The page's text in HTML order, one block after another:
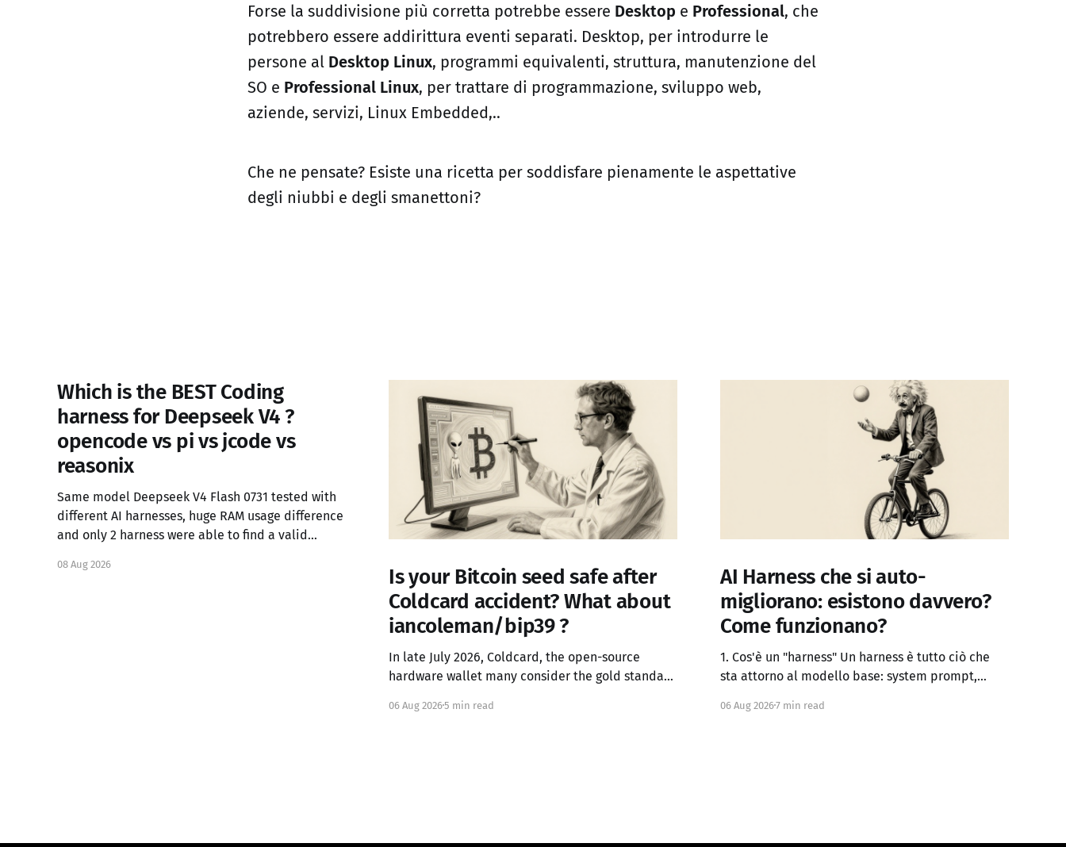
Forse la suddivisione più corretta potrebbe essere Desktop e Professional, che
potrebbero essere addirittura eventi separati. Desktop, per introdurre le
persone al Desktop Linux, programmi equivalenti, struttura, manutenzione del
SO e Professional Linux, per trattare di programmazione, sviluppo web,
aziende, servizi, Linux Embedded,..
Che ne pensate? Esiste una ricetta per soddisfare pienamente le aspettative
degli niubbi e degli smanettoni?
Which is the BEST Coding
harness for Deepseek V4 ?
opencode vs pi vs jcode vs
reasonix
Same model Deepseek V4 Flash 0731 tested with
different AI harnesses, huge RAM usage difference
and only 2 harness were able to find a valid
08 Aug 2026
Is your Bitcoin seed safe after
Coldcard accident? What about
iancoleman/bip39 ?
In late July 2026, Coldcard, the open-source
hardware wallet many consider the gold standard
way. A firmware integration error from March 2021
06 Aug 20265 min read
AI Harness che si auto-
migliorano: esistono davvero?
Come funzionano?
1. Cos'è un "harness" Un harness è tutto ciò che
sta attorno al modello base: system prompt,
retry, branching), gestione del contesto, memoria
06 Aug 20267 min read